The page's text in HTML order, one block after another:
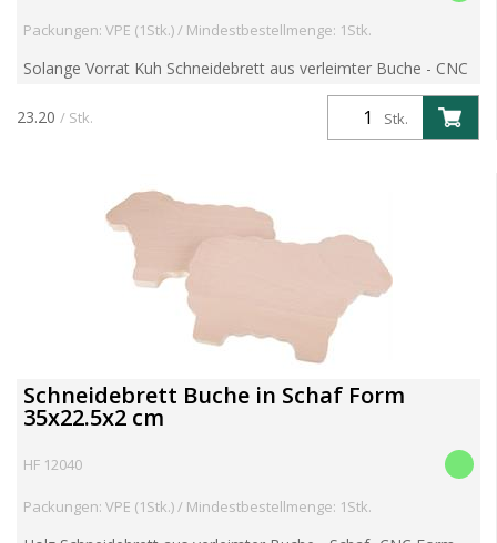
Packungen: VPE (1Stk.) / Mindestbestellmenge: 1Stk.
Solange Vorrat Kuh Schneidebrett aus verleimter Buche - CNC
Form unbehandelte Holzoberfläche Artikelgewicht 0.7 kg Ab
500 Stück sind auch eigene Formen möglich. Aritkel k...
Stk.
23.20 / Stk.
Schneidebrett Buche in Schaf Form
35x22.5x2 cm
HF 12040
Packungen: VPE (1Stk.) / Mindestbestellmenge: 1Stk.